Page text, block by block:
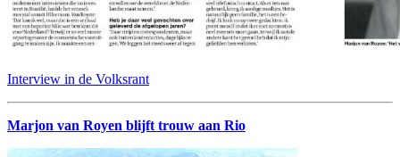
Interview in de Volksrant
Marjon van Royen blijft trouw aan Rio